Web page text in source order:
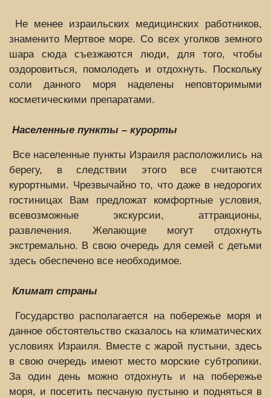
Не менее израильских медицинских работников,
знаменито Мертвое море. Со всех уголков земного
шара сюда съезжаются люди, для того, чтобы
оздоровиться, помолодеть и отдохнуть. Поскольку
соли данного моря наделены неповторимыми
косметическими препаратами.
Населенные пункты – курорты
Все населенные пункты Израиля расположились на
берегу, в следствии этого все считаются
курортными. Чрезвычайно то, что даже в недорогих
гостиницах Вам предложат комфортные условия,
всевозможные экскурсии, аттракционы,
развлечения. Желающие могут отдохнуть
экстремально. В свою очередь для семей с детьми
здесь обеспечено все необходимое.
Климат страны
Государство располагается на побережье моря и
данное обстоятельство сказалось на климатических
условиях Израиля. Вместе с жарой пустыни, здесь
в свою очередь имеют место морские субтропики.
За один день можно отдохнуть и на побережье
моря, и посетить песчаную пустыню и подняться в